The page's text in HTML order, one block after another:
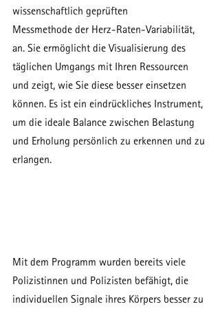
wissenschaftlich geprüften
Messmethode der Herz-Raten-Variabilität,
an. Sie ermöglicht die Visualisierung des
täglichen Umgangs mit Ihren Ressourcen
und zeigt, wie Sie diese besser einsetzen
können. Es ist ein eindrückliches Instrument,
um die ideale Balance zwischen Belastung
und Erholung persönlich zu erkennen und zu
erlangen.
Mit dem Programm wurden bereits viele
Polizistinnen und Polizisten befähigt, die
individuellen Signale ihres Körpers besser zu